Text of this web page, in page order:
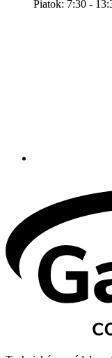
Piatok: 7:30 -